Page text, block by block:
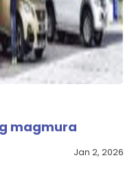
magmura
Jan 2, 2026